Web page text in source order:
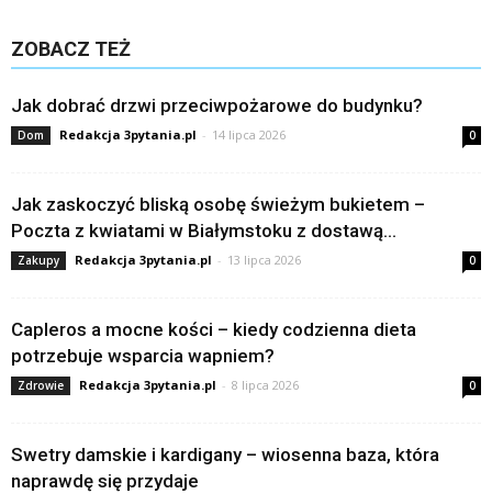
ZOBACZ TEŻ
Jak dobrać drzwi przeciwpożarowe do budynku?
Dom Redakcja 3pytania.pl - 14 lipca 2026 0
Jak zaskoczyć bliską osobę świeżym bukietem –
Poczta z kwiatami w Białymstoku z dostawą...
Zakupy Redakcja 3pytania.pl - 13 lipca 2026 0
Capleros a mocne kości – kiedy codzienna dieta
potrzebuje wsparcia wapniem?
Zdrowie Redakcja 3pytania.pl - 8 lipca 2026 0
Swetry damskie i kardigany – wiosenna baza, która
naprawdę się przydaje